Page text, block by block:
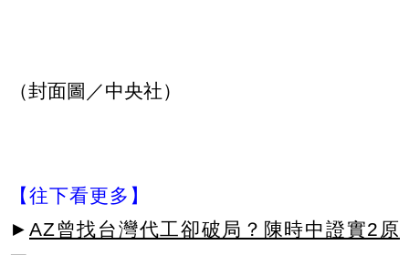
（封面圖／中央社）
【往下看更多】
► AZ曾找台灣代工卻破局？陳時中證實2原